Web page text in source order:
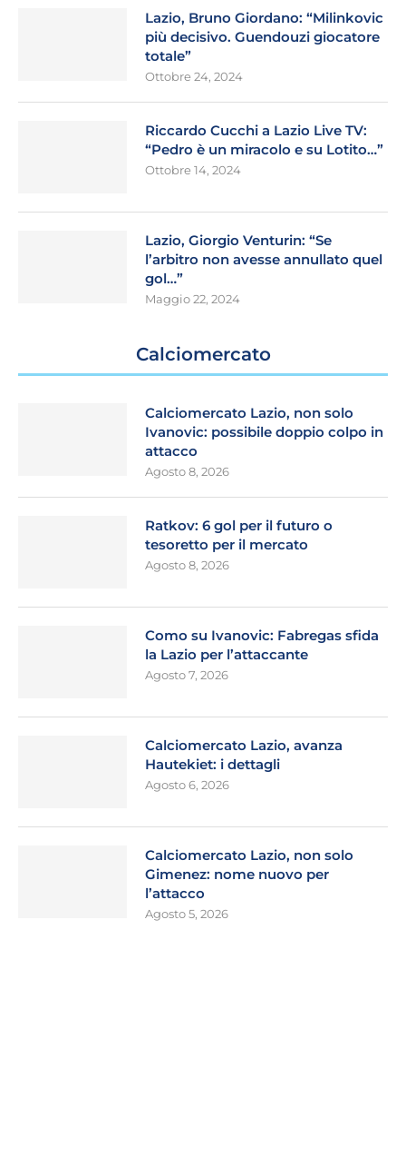
Lazio, Bruno Giordano: “Milinkovic
più decisivo. Guendouzi giocatore
totale”
Ottobre 24, 2024
Riccardo Cucchi a Lazio Live TV:
“Pedro è un miracolo e su Lotito…”
Ottobre 14, 2024
Lazio, Giorgio Venturin: “Se
l’arbitro non avesse annullato quel
gol…”
Maggio 22, 2024
Calciomercato
Calciomercato Lazio, non solo
Ivanovic: possibile doppio colpo in
attacco
Agosto 8, 2026
Ratkov: 6 gol per il futuro o
tesoretto per il mercato
Agosto 8, 2026
Como su Ivanovic: Fabregas sfida
la Lazio per l’attaccante
Agosto 7, 2026
Calciomercato Lazio, avanza
Hautekiet: i dettagli
Agosto 6, 2026
Calciomercato Lazio, non solo
Gimenez: nome nuovo per
l’attacco
Agosto 5, 2026